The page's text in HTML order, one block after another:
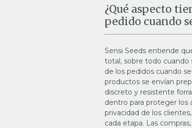
¿Qué aspecto
pedido cuando
Sensi Seeds entiende
total, sobre todo cuando
de los pedidos cuando
productos se envían
discreto y resistente
dentro para proteger los
privacidad de los
cada etapa. Las